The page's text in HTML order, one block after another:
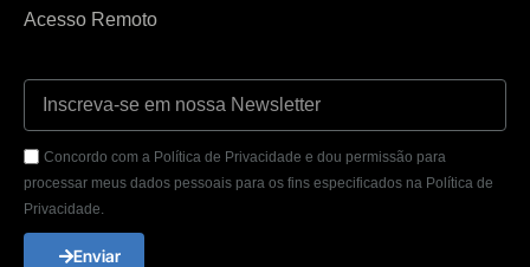
Acesso Remoto
Concordo com a Política de Privacidade e dou permissão para
processar meus dados pessoais para os fins especificados na Política de
Privacidade.
Enviar